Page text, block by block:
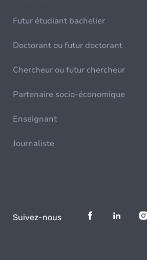
Futur étudiant bachelier
Doctorant ou futur doctorant
Chercheur ou futur chercheur
Partenaire socio-économique
Enseignant
Journaliste
Suivez-nous